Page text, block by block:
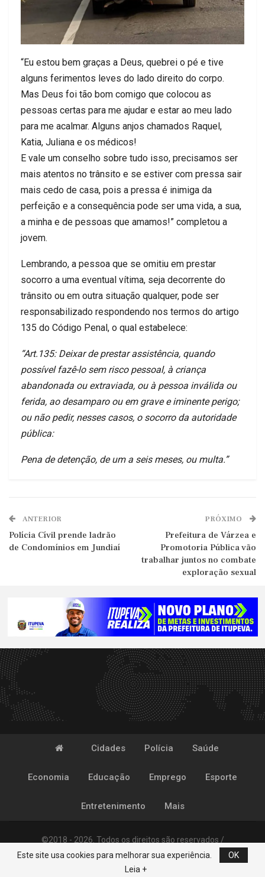
“Eu estou bem graças a Deus, quebrei o pé e tive
alguns ferimentos leves do lado direito do corpo.
Mas Deus foi tão bom comigo que colocou as
pessoas certas para me ajudar e estar ao meu lado
para me acalmar. Alguns anjos chamados Raquel,
Katia, Juliana e os médicos!
E vale um conselho sobre tudo isso, precisamos ser
mais atentos no trânsito e se estiver com pressa sair
mais cedo de casa, pois a pressa é inimiga da
perfeição e a consequência pode ser uma vida, a sua,
a minha e de pessoas que amamos!” completou a
jovem.
Lembrando, a pessoa que se omitiu em prestar
socorro a uma eventual vítima, seja decorrente do
trânsito ou em outra situação qualquer, pode ser
responsabilizado respondendo nos termos do artigo
135 do Código Penal, o qual estabelece:
“Art.135: Deixar de prestar assistência, quando
possível fazê-lo sem risco pessoal, à criança
abandonada ou extraviada, ou à pessoa inválida ou
ferida, ao desamparo ou em grave e iminente perigo;
ou não pedir, nesses casos, o socorro da autoridade
pública:
Pena de detenção, de um a seis meses, ou multa.”
ANTERIOR
Polícia Cívil prende ladrão
de Condomínios em Jundiaí
PRÓXIMO
Prefeitura de Várzea e
Promotoria Pública vão
trabalhar juntos no combate
exploração sexual
Cidades Polícia Saúde
Economia Educação Emprego Esporte
Entretenimento Mais
©2018 - 2026. Todos os direitos são reservados /
Desenvolvido porPOP
Este site usa cookies para melhorar sua experiência.
OK
Leia +